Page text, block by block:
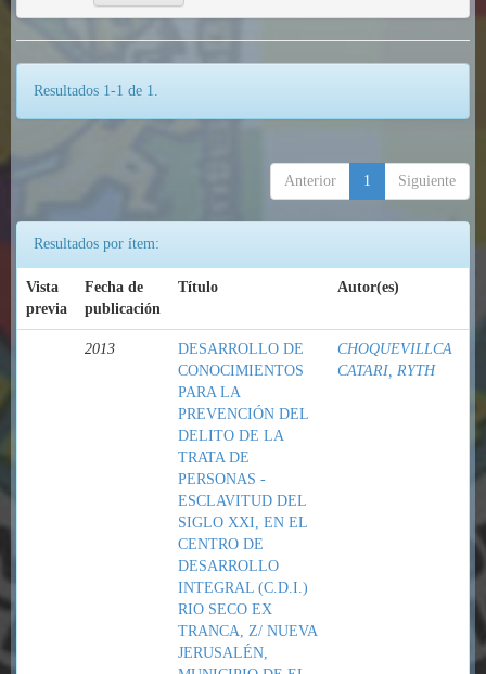
Resultados 1-1 de 1.
Anterior 1 Siguiente
Resultados por ítem:
Vista
previa
Fecha de
publicación
Título Autor(es)
2013
DESARROLLO DE
CONOCIMIENTOS
PARA LA
PREVENCIÓN DEL
DELITO DE LA
TRATA DE
PERSONAS -
ESCLAVITUD DEL
SIGLO XXI, EN EL
CENTRO DE
DESARROLLO
INTEGRAL (C.D.I.)
RIO SECO EX
TRANCA, Z/ NUEVA
JERUSALÉN,
CHOQUEVILLCA
CATARI, RYTH